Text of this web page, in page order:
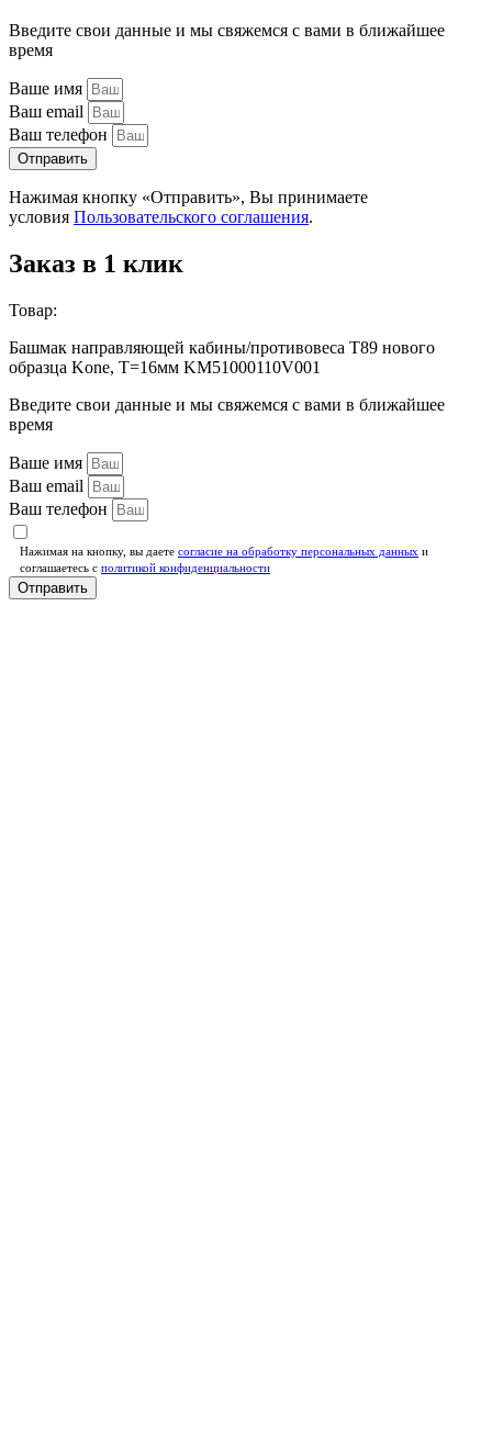
Введите свои данные и мы свяжемся с вами в ближайшее
время
Ваше имя
Ваш email
Ваш телефон
Отправить
Нажимая кнопку «Отправить», Вы принимаете
условия Пользовательского соглашения.
Заказ в 1 клик
Товар:
Башмак направляющей кабины/противовеса T89 нового
образца Kone, T=16мм KM51000110V001
Введите свои данные и мы свяжемся с вами в ближайшее
время
Ваше имя
Ваш email
Ваш телефон
Нажимая на кнопку, вы даете согласие на обработку персональных данных и
соглашаетесь c политикой конфиденциальности
Отправить